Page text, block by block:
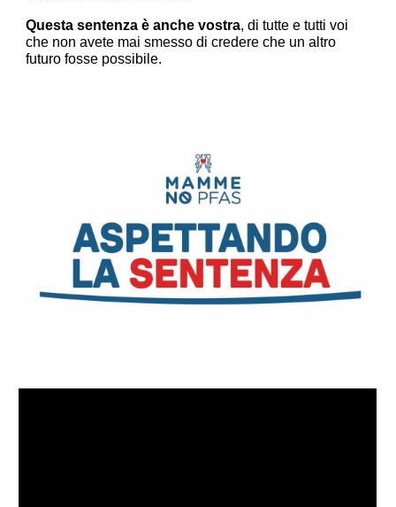
Questa sentenza è anche vostra, di tutte e tutti voi
che non avete mai smesso di credere che un altro
futuro fosse possibile.